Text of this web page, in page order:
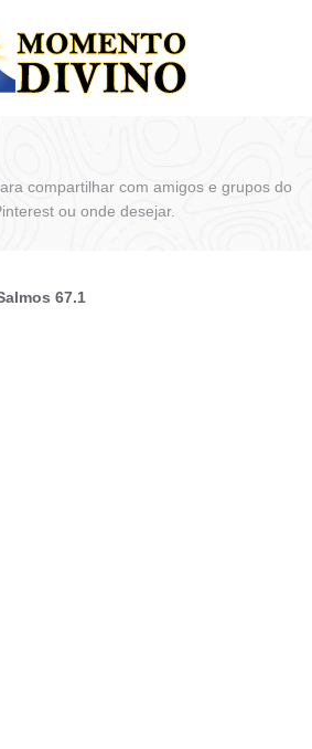
compartilhar com amigos e grupos do
ou onde desejar.
67.1